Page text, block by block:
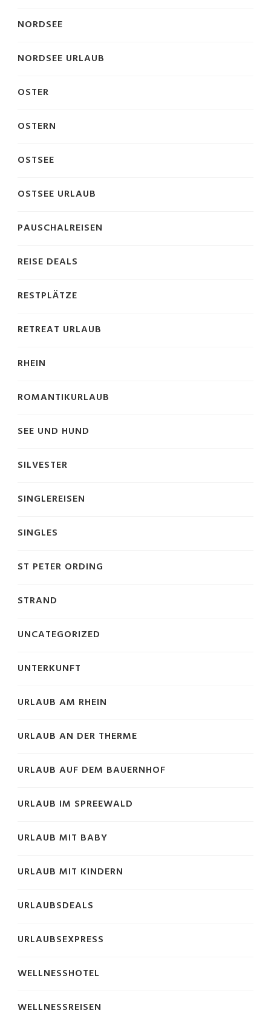
NORDSEE
NORDSEE URLAUB
OSTER
OSTERN
OSTSEE
OSTSEE URLAUB
PAUSCHALREISEN
REISE DEALS
RESTPLÄTZE
RETREAT URLAUB
RHEIN
ROMANTIKURLAUB
SEE UND HUND
SILVESTER
SINGLEREISEN
SINGLES
ST PETER ORDING
STRAND
UNCATEGORIZED
UNTERKUNFT
URLAUB AM RHEIN
URLAUB AN DER THERME
URLAUB AUF DEM BAUERNHOF
URLAUB IM SPREEWALD
URLAUB MIT BABY
URLAUB MIT KINDERN
URLAUBSDEALS
URLAUBSEXPRESS
WELLNESSHOTEL
WELLNESSREISEN